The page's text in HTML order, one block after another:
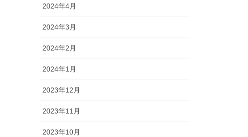
2024年4月
2024年3月
2024年2月
2024年1月
2023年12月
2023年11月
2023年10月